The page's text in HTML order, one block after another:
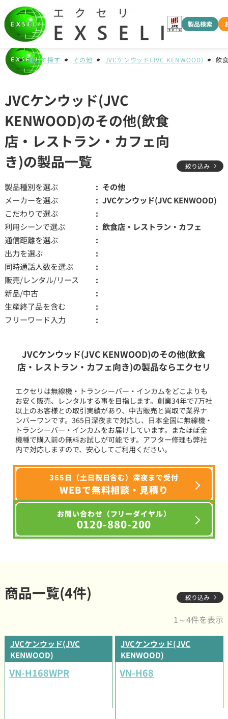
製品検索
種別で探す その他 JVCケンウッド(JVC KENWOOD) 飲
JVCケンウッド(JVC
KENWOOD)のその他(飲食
店・レストラン・カフェ向
き)の製品一覧
絞り込み
製品種別を選ぶ
その他
メーカーを選ぶ
JVCケンウッド(JVC KENWOOD)
こだわりで選ぶ
利用シーンで選ぶ
飲食店・レストラン・カフェ
通信距離を選ぶ
出力を選ぶ
同時通話人数を選ぶ
販売/レンタル/リース
新品/中古
生産終了品を含む
フリーワード入力
JVCケンウッド(JVC KENWOOD)のその他(飲食
店・レストラン・カフェ向き)の製品ならエクセリ
エクセリは無線機・トランシーバー・インカムをどこよりも
お安く販売、レンタルする事を目指します。創業34年で7万社
以上のお客様との取引実績があり、中古販売と買取で業界ナ
ンバーワンです。365日深夜まで対応し、日本全国に無線機・
トランシーバー・インカムをお届けしています。またほぼ全
機種で購入前の無料お試しが可能です。アフター修理も弊社
内で対応しますので、安心してご利用ください。
365日（土日祝日含む）深夜まで受付
WEBで無料相談・見積り
お問い合わせ（フリーダイヤル）
0120-880-200
商品一覧(4件) 絞り込み
1～4件を表示
JVCケンウッド(JVC
KENWOOD)
VN-H168WPR
JVCケンウッド(JVC
KENWOOD)
VN-H68